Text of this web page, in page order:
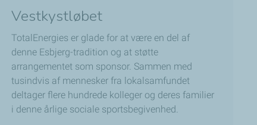
Vestkystløbet
TotalEnergies er glade for at være en del af
denne Esbjerg-tradition og at støtte
arrangementet som sponsor. Sammen med
tusindvis af mennesker fra lokalsamfundet
deltager flere hundrede kolleger og deres familier
i denne årlige sociale sportsbegivenhed.